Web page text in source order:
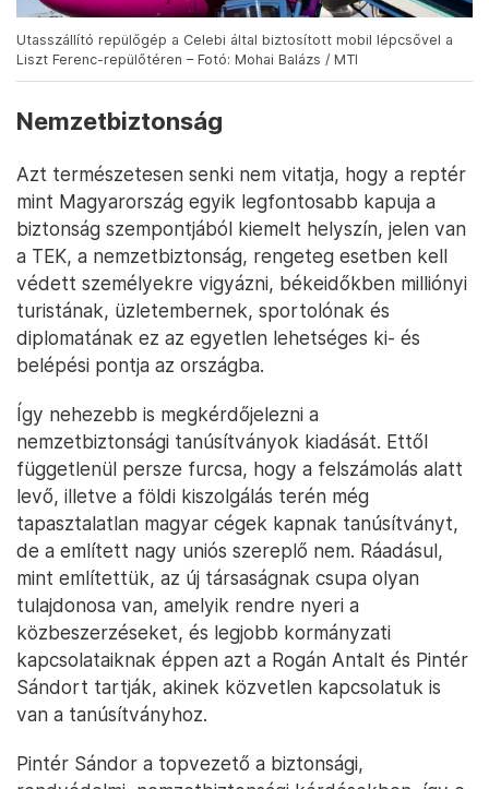
Utasszállító repülőgép a Celebi által biztosított mobil lépcsővel a
Liszt Ferenc-repülőtéren – Fotó: Mohai Balázs / MTI
Nemzetbiztonság
Azt természetesen senki nem vitatja, hogy a reptér
mint Magyarország egyik legfontosabb kapuja a
biztonság szempontjából kiemelt helyszín, jelen van
a TEK, a nemzetbiztonság, rengeteg esetben kell
védett személyekre vigyázni, békeidőkben milliónyi
turistának, üzletembernek, sportolónak és
diplomatának ez az egyetlen lehetséges ki- és
belépési pontja az országba.
Így nehezebb is megkérdőjelezni a
nemzetbiztonsági tanúsítványok kiadását. Ettől
függetlenül persze furcsa, hogy a felszámolás alatt
levő, illetve a földi kiszolgálás terén még
tapasztalatlan magyar cégek kapnak tanúsítványt,
de a említett nagy uniós szereplő nem. Ráadásul,
mint említettük, az új társaságnak csupa olyan
tulajdonosa van, amelyik rendre nyeri a
közbeszerzéseket, és legjobb kormányzati
kapcsolataiknak éppen azt a Rogán Antalt és Pintér
Sándort tartják, akinek közvetlen kapcsolatuk is
van a tanúsítványhoz.
Pintér Sándor a topvezető a biztonsági,